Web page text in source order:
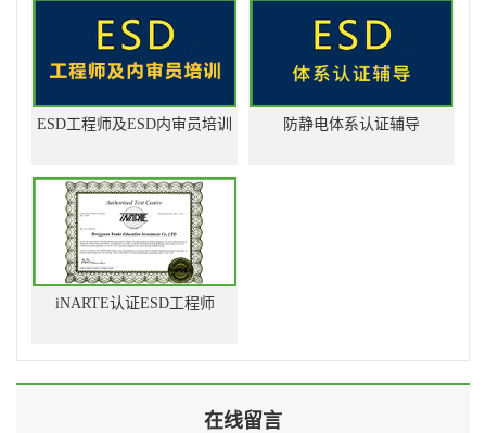
ESD工程师及ESD内审员培训 防静电体系认证辅导
iNARTE认证ESD工程师
在线留言